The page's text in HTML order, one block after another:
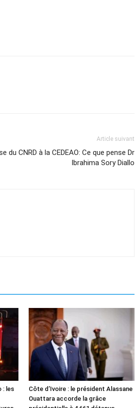
Article suivant
du CNRD à la CEDEAO: Ce que pense Dr
Ibrahima Sory Diallo
: les
Côte d’Ivoire : le président Alassane
Ouattara accorde la grâce